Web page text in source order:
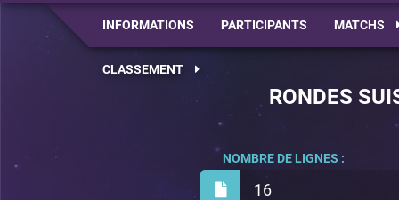
INFORMATIONS PARTICIPANTS MATCHS
CLASSEMENT
RONDES
16
NOMBRE DE LIGNES :